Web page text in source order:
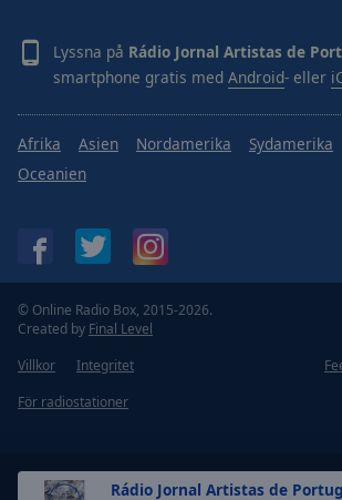
Rádio Jornal Artistas de
Lyssna på Rádio Jornal Artistas de
smartphone gratis med Android- eller
Afrika Asien Nordamerika Sydamerika
Oceanien
© Online Radio Box, 2015-2026.
Created by Final Level
Villkor
Integritet
För radiostationer